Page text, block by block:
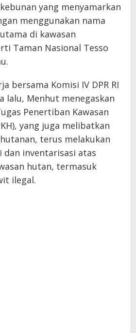
yang menyamarkan
menggunakan nama
di kawasan
Taman Nasional Tesso
bersama Komisi IV DPR RI
lalu, Menhut menegaskan
Penertiban Kawasan
yang juga melibatkan
terus melakukan
dan inventarisasi atas
hutan, termasuk
ilegal.